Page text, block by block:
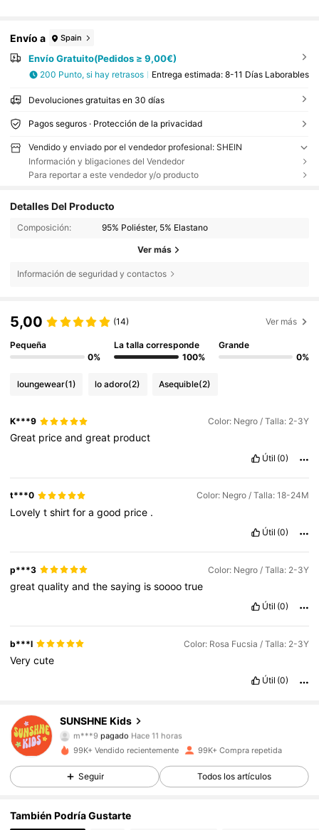
Envío a Spain
Envío Gratuito(Pedidos ≥ 9,00€)
200 Punto, si hay retrasos Entrega estimada: 8-11 Días Laborables
Devoluciones gratuitas en 30 días
Pagos seguros · Protección de la privacidad
Vendido y enviado por el vendedor profesional: SHEIN
Información y bligaciones del Vendedor
Para reportar a este vendedor y/o producto
Detalles Del Producto
Composición: 95% Poliéster, 5% Elastano
Ver más
Información de seguridad y contactos
5,00 (14) Ver más
Pequeña
0%
La talla corresponde
100%
Grande
0%
loungewear(1) lo adoro(2) Asequible(2)
K***9 Color: Negro / Talla: 2-3Y
Great priceandgreat product
Útil (0)
t***0 Color: Negro / Talla: 18-24M
Lovelytshirtforagood price .
Útil (0)
p***3 Color: Negro / Talla: 2-3Y
greatqualityandthesaying issooootrue
Útil (0)
b***l Color: Rosa Fucsia / Talla: 2-3Y
Verycute
Útil (0)
SUNSHNE Kids
4,90
112K Seguidores
m***9 pagado Hace 11 horas
4,90 112K Seguidores
4,90 112K Seguidores
99K+ Vendido recientemente 99K+ Compra repetida
Seguir Todos los artículos
También Podría Gustarte